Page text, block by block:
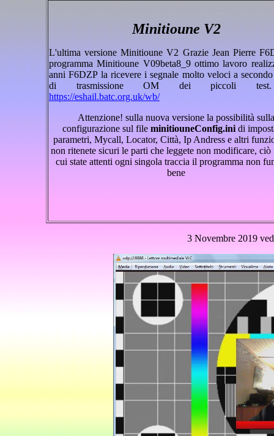
Minitioune V2
L'ultima versione Minitioune V2 Grazie Jean Pierre
programma Minitioune V09beta8_9 ottimo lavoro
anni F6DZP la ricevere i segnale molto veloci a
di trasmissione OM dei piccoli
https://eshail.batc.org.uk/wb/
Attenzione! sulla nuova versione la possibilità sulla
configurazione sul file minitiouneConfig.ini di
parametri, Mycall, Locator, Città, Ip Andress e altri
non ritenete sicuri le parti che leggete non modificare, ciò
cui state attenti ogni singola traccia il programma non
bene
3 Novembre 2019